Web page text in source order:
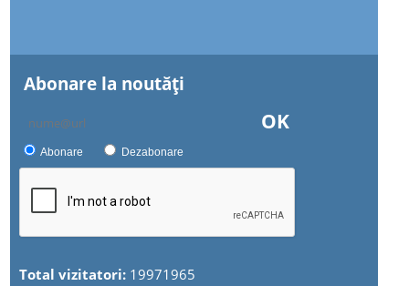
Abonare la noutăţi
OK
Abonare Dezabonare
Total vizitatori: 19971965